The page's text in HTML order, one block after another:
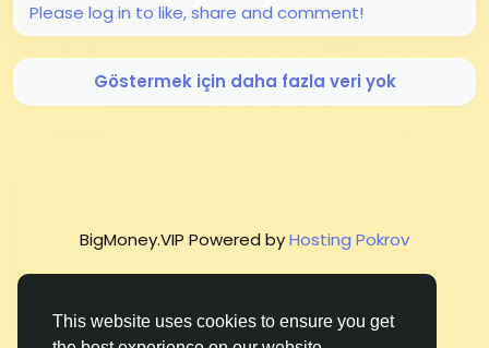
This website uses cookies to ensure you get
Please log in to like, share and comment!
Göstermek için daha fazla veri yok
BigMoney.VIP Powered byHosting Pokrov